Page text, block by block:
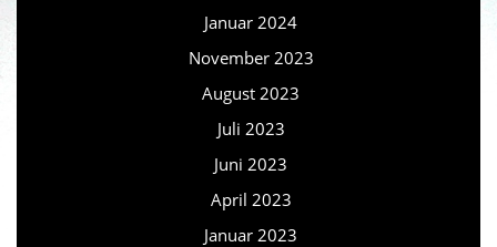
Januar 2024
November 2023
August 2023
Juli 2023
Juni 2023
April 2023
Januar 2023